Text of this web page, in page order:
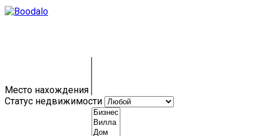
Место нахождения
Статус недвижимости